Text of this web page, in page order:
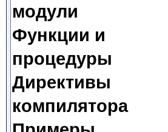
модули
Функции и
процедуры
Директивы
компилятора